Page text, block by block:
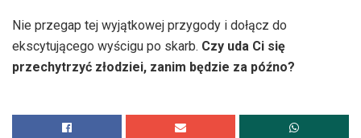
Nie przegap tej wyjątkowej przygody i dołącz do
ekscytującego wyścigu po skarb. Czy uda Ci się
przechytrzyć złodziei, zanim będzie za późno?